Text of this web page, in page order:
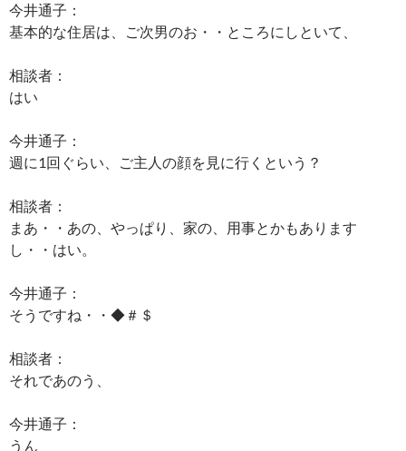
今井通子：
基本的な住居は、ご次男のお・・ところにしといて、
相談者：
はい
今井通子：
週に1回ぐらい、ご主人の顔を見に行くという？
相談者：
まあ・・あの、やっぱり、家の、用事とかもあります
し・・はい。
今井通子：
そうですね・・◆＃＄
相談者：
それであのう、
今井通子：
うん